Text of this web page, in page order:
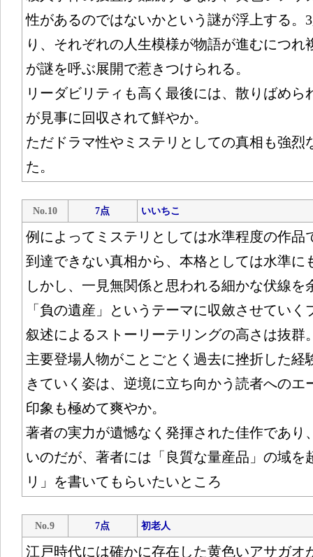
性があるのではないかという謎が浮上する。
り、それぞれの人生模様が物語が進むにつれ
が謎を呼ぶ展開で惹きつけられる。
リーダビリティも高く最後には、散りばめら
が見事に回収されて鮮やか。
ただドラマ性やミステリとしての真相も強烈
た。
No.10 7点 いいちこ
例によってミステリとしては水準程度の作品
到達できない真相から、本格としては水準に
しかし、一見無関係と思われる細かな伏線を
「負の遺産」というテーマに収斂させてい
叙述によるストーリーテリングの高さは抜群
主要登場人物がことごとく過去に挫折した経
きていく姿は、逆境に立ち向かう読者へのエ
印象も極めて爽やか。
著者の実力が遺憾なく発揮された佳作であり
いのだが、著者には「良質な量産品」の域を
リ」を書いてもらいたいところ
No.9 7点 初老人
江戸時代には確かに存在した黄色いアサガオ